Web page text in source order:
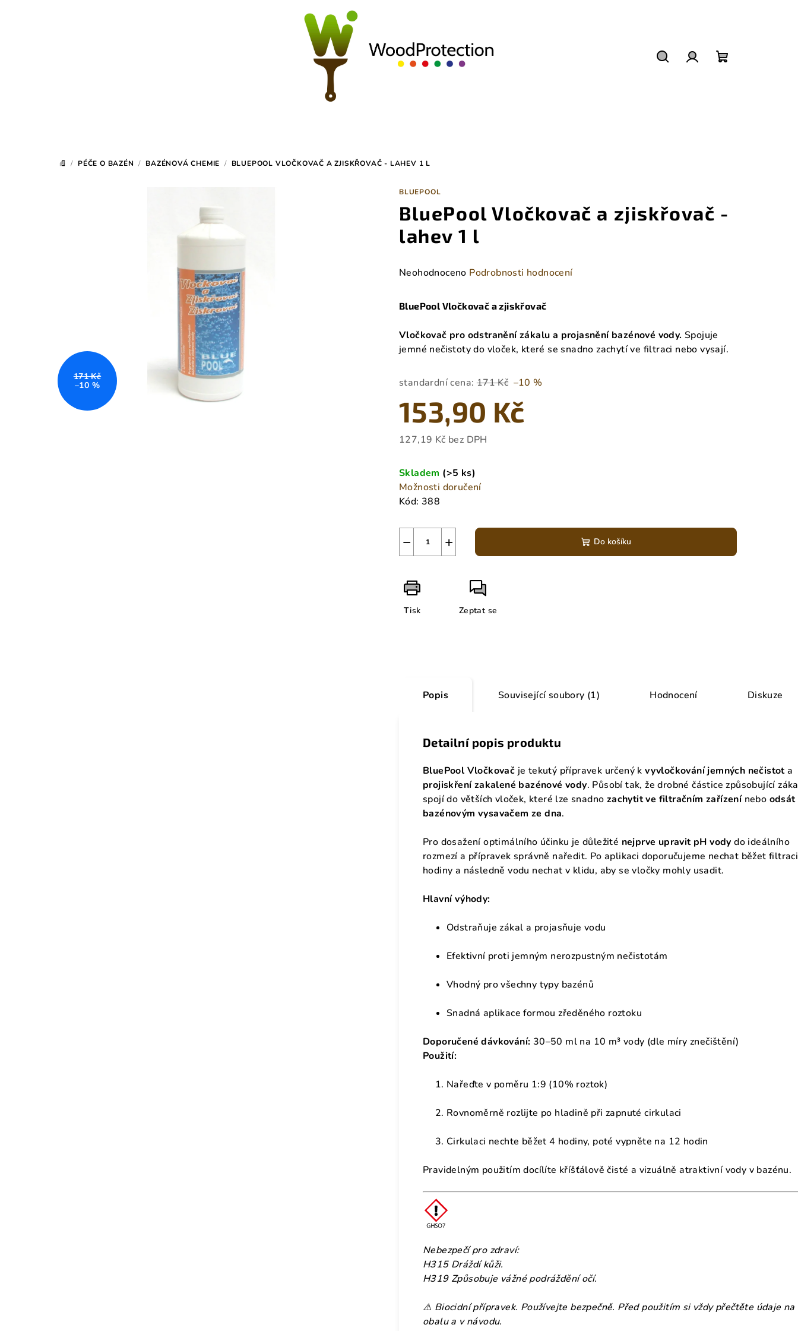
DOMŮ
/ PÉČE O BAZÉN / BAZÉNOVÁ CHEMIE / BLUEPOOL VLOČKOVAČ A ZJISKŘOVAČ - LAHEV 1 L
BLUEPOOL
BluePool Vločkovač a zjiskřovač -
lahev 1 l
Průměrné
produktu
0,0
z
5
Neohodnoceno Podrobnosti hodnocení
BluePool Vločkovač a zjiskřovač
Vločkovač pro odstranění zákalu a projasnění bazénové vody. Spojuje
jemné nečistoty do vloček, které se snadno zachytí ve filtraci nebo vysají.
standardní cena: 171 Kč –10 %
153,90 Kč
127,19 Kč bez DPH
cena:
Skladem (>5 ks)
Možnosti doručení
Kód: 388
+
− Do košíku
Tisk Zeptat se
171 Kč
–10 %
Popis Související soubory (1) Hodnocení Diskuze
Detailní popis produktu
BluePool Vločkovač je tekutý přípravek určený kvyvločkování jemných nečistota
projiskření zakalené bazénové vody. Působí tak, že drobné částice způsobující
spojí do větších vloček, které lze snadno zachytit ve filtračním zařízenínebo odsát
bazénovým vysavačem ze dna.
Pro dosažení optimálního účinku je důležité nejprve upravit pH vody do ideálního
rozmezí a přípravek správně naředit. Po aplikaci doporučujeme nechat běžet
hodiny a následně vodu nechat v klidu, aby se vločky mohly usadit.
Hlavní výhody:
Odstraňuje zákal a projasňuje vodu
Efektivní proti jemným nerozpustným nečistotám
Vhodný pro všechny typy bazénů
Snadná aplikace formou zředěného roztoku
Doporučené dávkování: 30–50 ml na 10 m³ vody (dle míry znečištění)
Použití:
Nařeďte v poměru 1:9 (10% roztok)
Rovnoměrně rozlijte po hladině při zapnuté cirkulaci
Cirkulaci nechte běžet 4 hodiny, poté vypněte na 12 hodin
Pravidelným použitím docílíte kříšťálově čisté a vizuálně atraktivní vody v bazénu.
Nebezpečí pro zdraví:
H315 Dráždí kůži.
H319 Způsobuje vážné podráždění očí.
⚠️ Biocidní přípravek. Používejte bezpečně. Před použitím si vždy přečtěte údaje na
obalu a v návodu.